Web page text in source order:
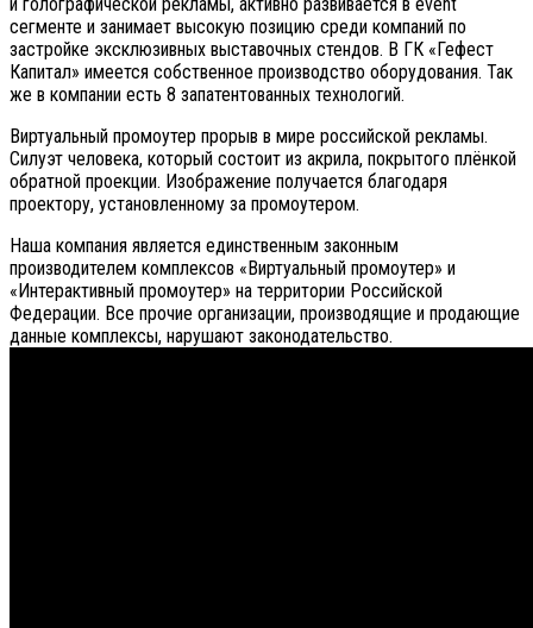
сегменте и занимает высокую позицию среди компаний по
застройке эксклюзивных выставочных стендов. В ГК «Гефест
Капитал» имеется собственное производство оборудования. Так
же в компании есть 8 запатентованных технологий.
Виртуальный промоутер прорыв в мире российской рекламы.
Силуэт человека, который состоит из акрила, покрытого плёнкой
обратной проекции. Изображение получается благодаря
проектору, установленному за промоутером.
Наша компания является единственным законным
производителем комплексов «Виртуальный промоутер» и
«Интерактивный промоутер» на территории Российской
Федерации. Все прочие организации, производящие и продающие
данные комплексы, нарушают законодательство.